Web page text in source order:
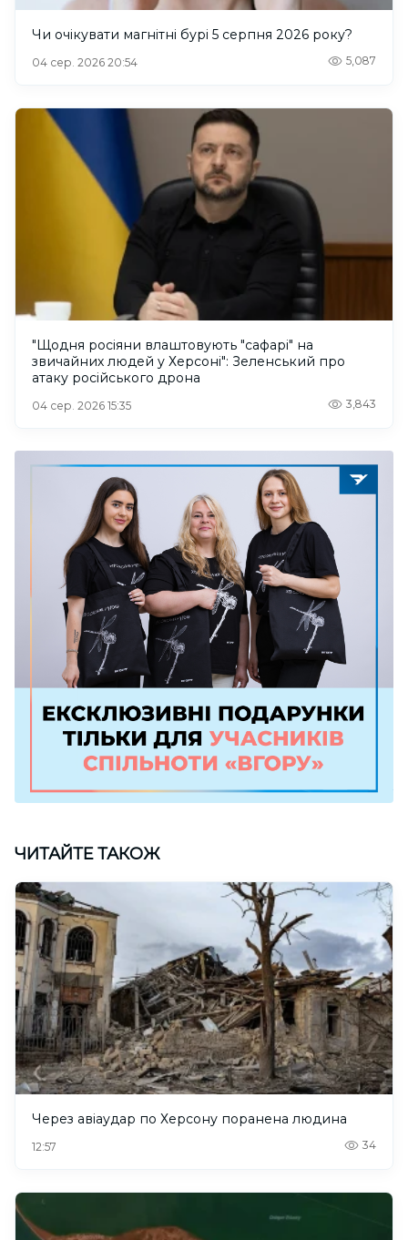
Чи очікувати магнітні бурі 5 серпня 2026 року?
04 сер. 2026 20:54 5,087
"Щодня росіяни влаштовують "сафарі" на
звичайних людей у Херсоні": Зеленський про
атаку російського дрона
04 сер. 2026 15:35 3,843
ЧИТАЙТЕ ТАКОЖ
Через авіаудар по Херсону поранена людина
12:57 34